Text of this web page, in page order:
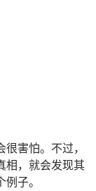
害怕。不过，
相，就会发现其
子。